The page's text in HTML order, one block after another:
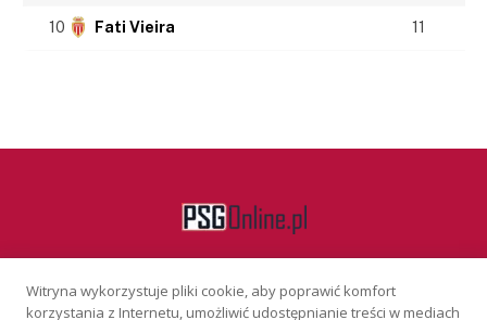
10 Fati Vieira 11
Facebook
Witryna wykorzystuje pliki cookie, aby poprawić komfort
korzystania z Internetu, umożliwić udostępnianie treści w mediach